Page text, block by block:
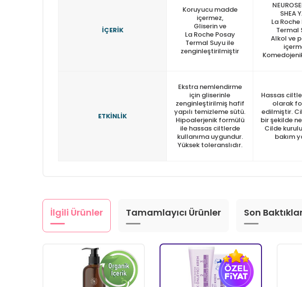
İÇERİK
Koruyucu madde
içermez,
Gliserin ve
La Roche Posay
Termal Suyu ile
zenginleştirilmiştir
SHEA
La
Termal
Alkol ve
ETKİNLİK
Ekstra nemlendirme
için gliserinle
zenginleştirilmiş hafif
yapılı temizleme sütü.
Hipoalerjenik formülü
ile hassas ciltlerde
kullanıma uygundur.
Yüksek toleranslıdır.
Hassas
olarak
edilmiştir.
bir şekilde
Cilde
bakım
İlgili Ürünler Tamamlayıcı Ürünler Son